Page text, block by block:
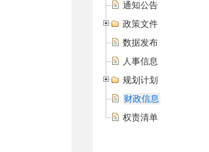
通知公告
政策文件
数据发布
人事信息
规划计划
财政信息
权责清单